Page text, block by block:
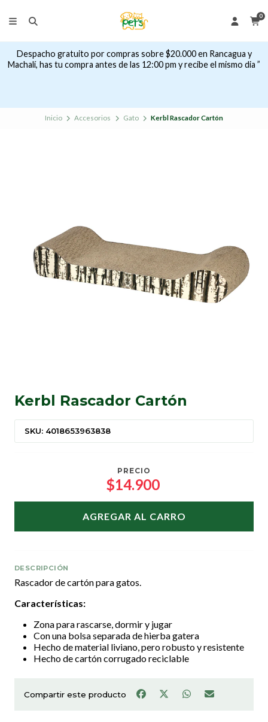
0
Despacho gratuito por compras sobre $20.000 en Rancagua y
Machalí, has tu compra antes de las 12:00 pm y recibe el mismo dia ”
Inicio Accesorios Gato Kerbl Rascador Cartón
Kerbl Rascador Cartón
SKU: 4018653963838
PRECIO
$14.900
AGREGAR AL CARRO
DESCRIPCIÓN
Rascador de cartón para gatos.
Características:
Zona para rascarse, dormir y jugar
Con una bolsa separada de hierba gatera
Hecho de material liviano, pero robusto y resistente
Hecho de cartón corrugado reciclable
Compartir este producto